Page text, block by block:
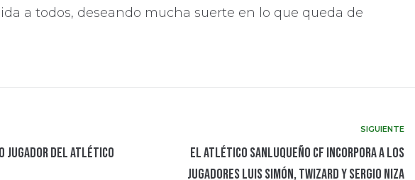
a todos, deseando mucha suerte en lo que queda de
jugador del Atlético
SIGUIENTE
El Atlético Sanluqueño CF incorpora a los
jugadores Luis Simón, Twizard y Sergio Niza